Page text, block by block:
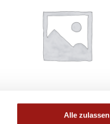
Alle zulassen